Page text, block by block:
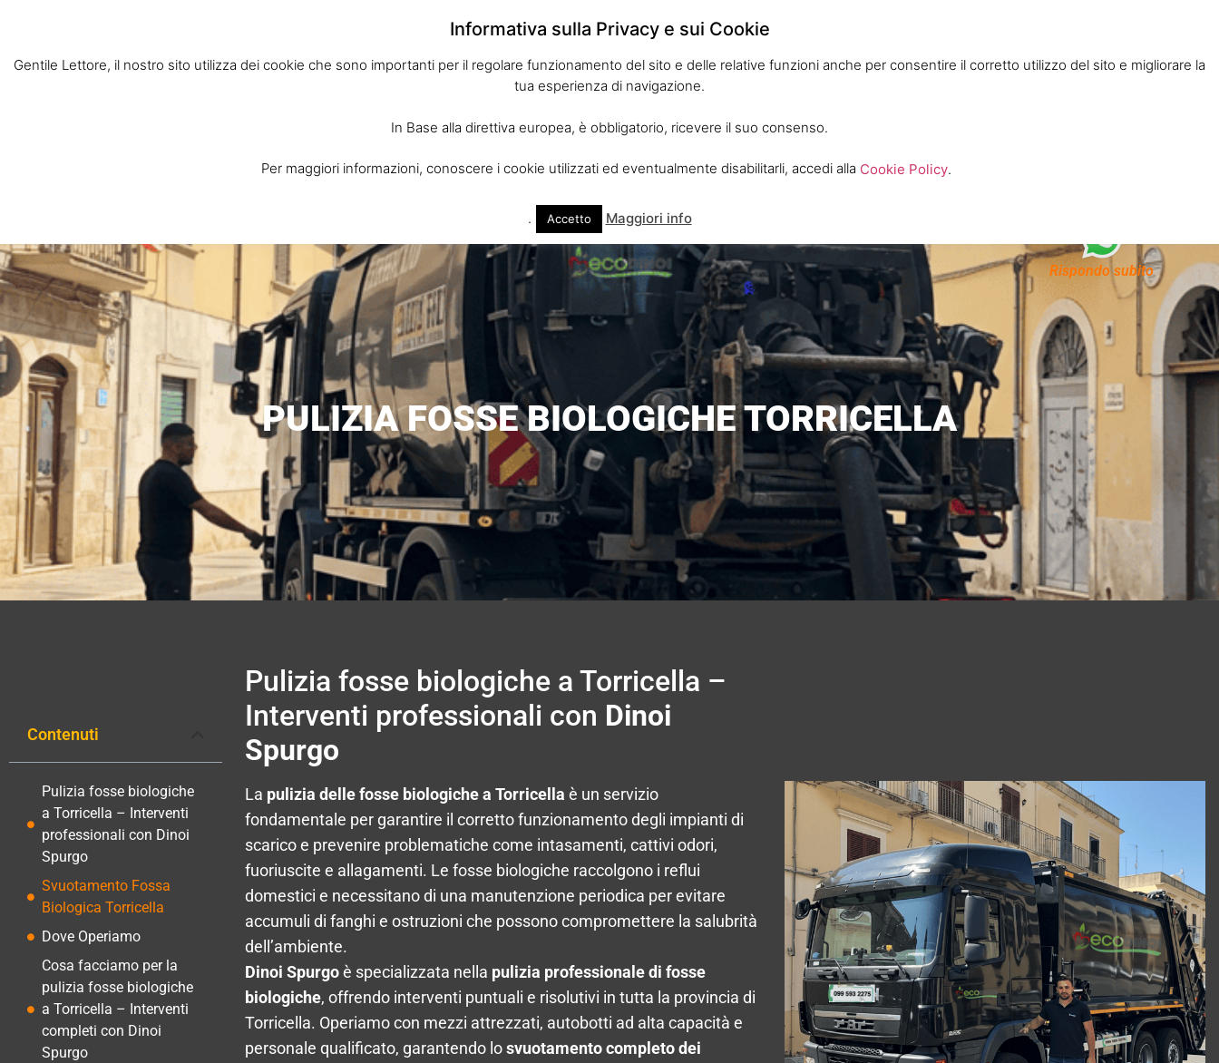
Trasporto Rifiuti Puglia
PULIZIA FOSSE BIOLOGICHE TORRICELLA
Contenuti
Pulizia fosse biologiche
a Torricella – Interventi
professionali con Dinoi
Spurgo
Svuotamento Fossa
Biologica Torricella
Dove Operiamo
Cosa facciamo per la
pulizia fosse biologiche
a Torricella – Interventi
completi con Dinoi
Spurgo
Pulizia fosse biologiche a Torricella –
Interventi professionali con Dinoi
Spurgo
La pulizia delle fosse biologiche a Torricella è un servizio
fondamentale per garantire il corretto funzionamento degli impianti di
scarico e prevenire problematiche come intasamenti, cattivi odori,
fuoriuscite e allagamenti. Le fosse biologiche raccolgono i reflui
domestici e necessitano di una manutenzione periodica per evitare
accumuli di fanghi e ostruzioni che possono compromettere la salubrità
dell’ambiente.
Dinoi Spurgoè specializzata nella pulizia professionale di fosse
biologiche, offrendo interventi puntuali e risolutivi in tutta la provincia di
Torricella. Operiamo con mezzi attrezzati, autobotti ad alta capacità e
personale qualificato, garantendo losvuotamento completo dei
Rispondo subito
Informativa sulla Privacy e sui Cookie
Gentile Lettore, il nostro sito utilizza dei cookie che sono importanti per il regolare funzionamento del sito e delle relative funzioni anche per consentire il corretto utilizzo del sito e migliorare la
tua esperienza di navigazione.
In Base alla direttiva europea, è obbligatorio, ricevere il suo consenso.
Per maggiori informazioni, conoscere i cookie utilizzati ed eventualmente disabilitarli, accedi alla Cookie Policy.
. Accetto Maggiori info